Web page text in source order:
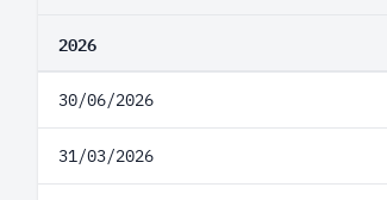
2026
30/06/2026
31/03/2026